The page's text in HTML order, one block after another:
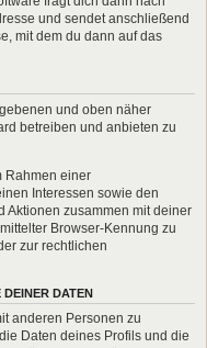
und sendet anschließend
mit dem du dann auf das
und oben näher
betreiben und anbieten zu
Rahmen einer
Interessen sowie den
Aktionen zusammen mit deiner
Browser-Kennung zu
zur rechtlichen
DATEN
anderen Personen zu
Daten deines Profils und die